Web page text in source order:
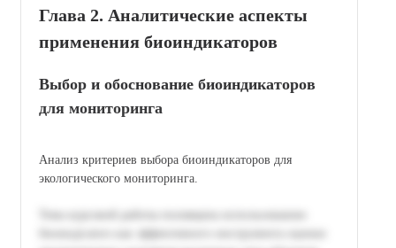
Глава 2. Аналитические аспекты
применения биоиндикаторов
Выбор и обоснование биоиндикаторов
для мониторинга
Анализ критериев выбора биоиндикаторов для
экологического мониторинга.